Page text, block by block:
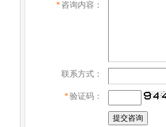
* 咨询内容：
联系方式：
*验证码：